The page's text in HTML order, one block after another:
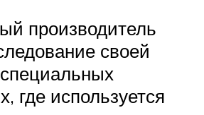
производитель
своей
где используется